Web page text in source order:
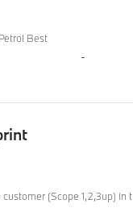
Best
-
(Scope 1,2,3up) in t